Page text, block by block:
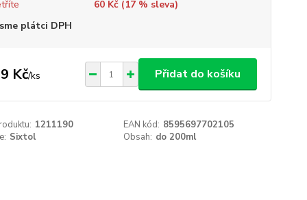
60 Kč (17% sleva)
plátci DPH
Kč/ks Přidat do košíku
1211190 EAN kód: 8595697702105
Sixtol Obsah: do 200ml